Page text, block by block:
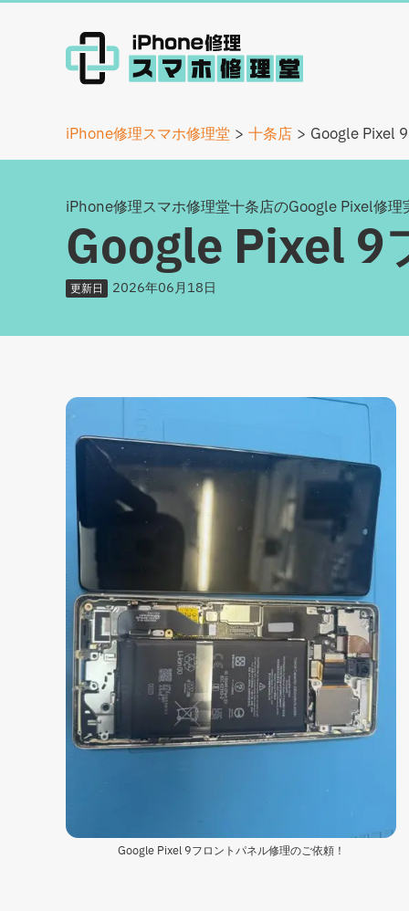
iPhone修理スマホ修理堂 十条店 Google Pixel
iPhone修理スマホ修理堂十条店のGoogle Pixel修理
Google Pixel 9
更新日 2026年06月18日
Google Pixel 9フロントパネル修理のご依頼！